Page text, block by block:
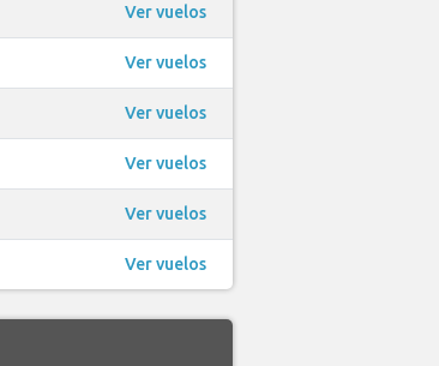
Ver vuelos
Ver vuelos
Ver vuelos
Ver vuelos
Ver vuelos
Ver vuelos